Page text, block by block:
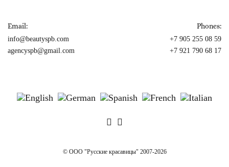
Email:
info@beautyspb.com
agencyspb@gmail.com
Phones:
+7 905 255 08 59
+7 921 790 68 17
© OOO "Русские красавицы" 2007-2026